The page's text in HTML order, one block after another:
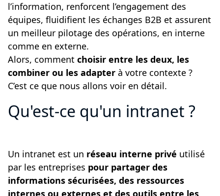
l’information, renforcent l’engagement des
équipes, fluidifient les échanges B2B et assurent
un meilleur pilotage des opérations, en interne
comme en externe.
Alors, comment choisir entre les deux, les
combiner ou les adapter à votre contexte ?
C’est ce que nous allons voir en détail.
Qu'est-ce qu'un intranet ?
Un intranet est un réseau interne privé utilisé
par les entreprises pour partager des
informations sécurisées, des ressources
internes ou externes et des outils entre les